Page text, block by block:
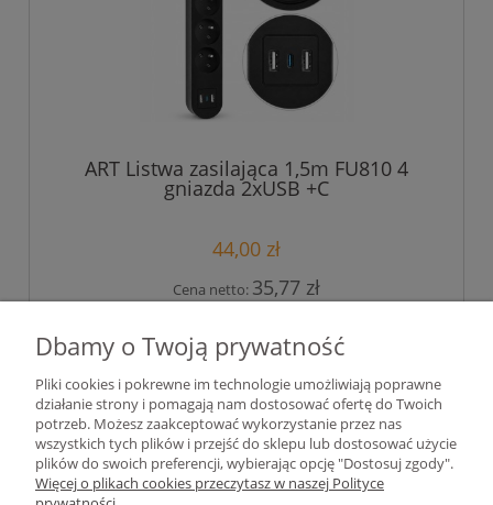
ART Listwa zasilająca 1,5m FU810 4
gniazda 2xUSB +C
44,00 zł
Cena netto: 35,77 zł
« 1 2 3 4 »
Pomoc
Dbamy o Twoją prywatność
Pliki cookies i pokrewne im technologie umożliwiają poprawne
działanie strony i pomagają nam dostosować ofertę do Twoich
potrzeb. Możesz zaakceptować wykorzystanie przez nas
wszystkich tych plików i przejść do sklepu lub dostosować użycie
plików do swoich preferencji, wybierając opcję "Dostosuj zgody".
Więcej o plikach cookies przeczytasz w naszej Polityce